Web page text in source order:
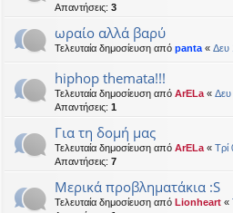
Απαντήσεις: 3
ωραίο αλλά βαρύ
Τελευταία δημοσίευση από panta « Δευ
hiphop themata!!!
Τελευταία δημοσίευση από ArELa « Δευ
Απαντήσεις: 1
Για τη δομή μας
Τελευταία δημοσίευση από ArELa « Τρί
Απαντήσεις: 7
Μερικά προβληματάκια :S
Τελευταία δημοσίευση από Lionheart «